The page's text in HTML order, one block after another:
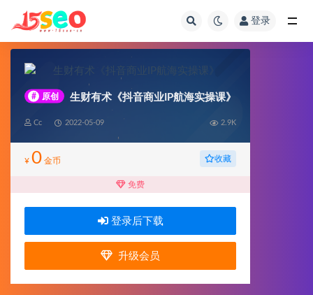
登录
# 原创 生财有术《抖音商业IP航海实操课》
Cc 2022-05-09 2.9K
¥ 0 金币 收藏
免费
登录后下载
升级会员